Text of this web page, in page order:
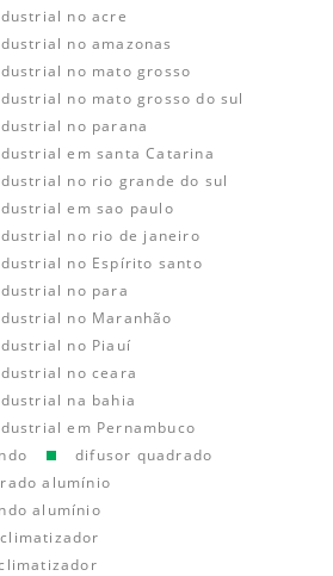
no acre
no amazonas
no mato grosso
no mato grosso do sul
no parana
em santa Catarina
no rio grande do sul
em sao paulo
no rio de janeiro
no Espírito santo
no para
no Maranhão
no Piauí
no ceara
na bahia
em Pernambuco
difusor quadrado
alumínio
alumínio